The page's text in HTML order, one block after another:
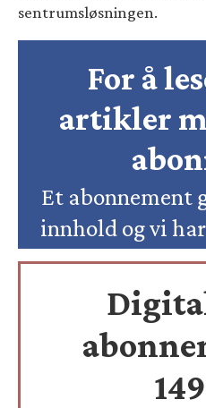
sentrumsløsningen.
For å
artikler
Et
innhold og vi